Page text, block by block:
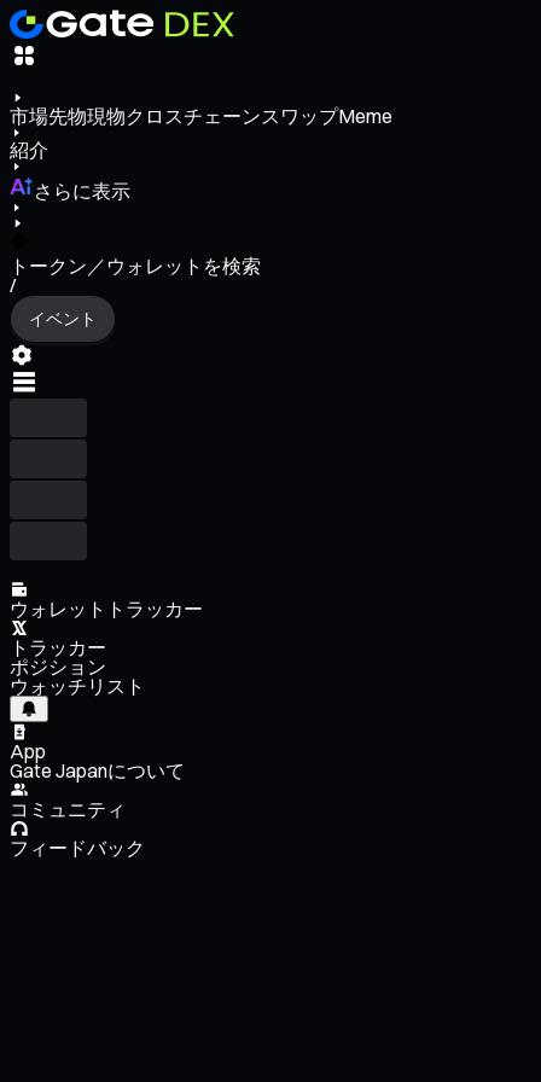
市場先物現物クロスチェーンスワップMeme
紹介
さらに表示
トークン／ウォレットを検索
/
イベント
ウォレットトラッカー
トラッカー
ポジション
ウォッチリスト
App
Gate Japanについて
コミュニティ
フィードバック